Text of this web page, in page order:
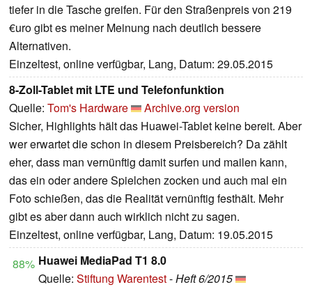
tiefer in die Tasche greifen. Für den Straßenpreis von 219
€uro gibt es meiner Meinung nach deutlich bessere
Alternativen.
Einzeltest, online verfügbar, Lang, Datum: 29.05.2015
8-Zoll-Tablet mit LTE und Telefonfunktion
Quelle: Tom's Hardware
Archive.org version
Sicher, Highlights hält das Huawei-Tablet keine bereit. Aber
wer erwartet die schon in diesem Preisbereich? Da zählt
eher, dass man vernünftig damit surfen und mailen kann,
das ein oder andere Spielchen zocken und auch mal ein
Foto schießen, das die Realität vernünftig festhält. Mehr
gibt es aber dann auch wirklich nicht zu sagen.
Einzeltest, online verfügbar, Lang, Datum: 19.05.2015
88% Huawei MediaPad T1 8.0
Quelle: Stiftung Warentest-Heft 6/2015